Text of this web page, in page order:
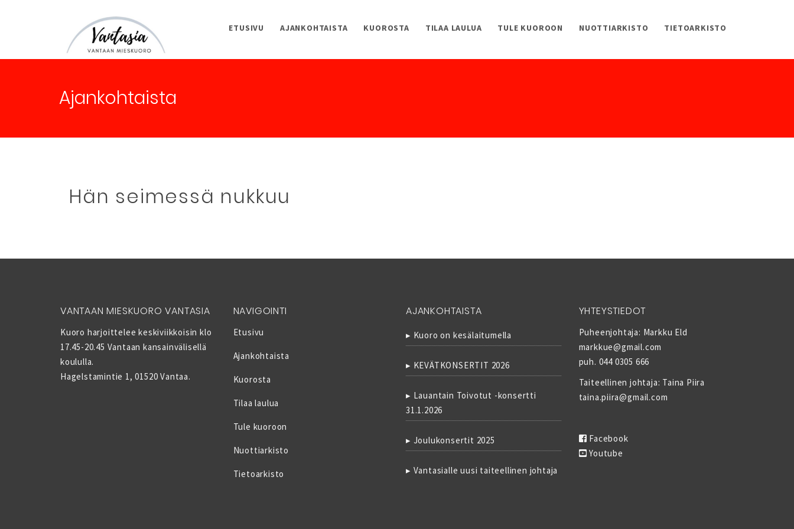
Vantaan Mieskuoro Vantasia
ETUSIVU AJANKOHTAISTA KUOROSTA TILAA LAULUA TULE KUOROON NUOTTIARKISTO TIETOARKISTO
Ajankohtaista
Hän seimessä nukkuu
VANTAAN MIESKUORO VANTASIA
Kuoro harjoittelee keskiviikkoisin klo
17.45-20.45 Vantaan kansainvälisellä
koululla.
Hagelstamintie 1, 01520 Vantaa.
NAVIGOINTI
Etusivu
Ajankohtaista
Kuorosta
Tilaa laulua
Tule kuoroon
Nuottiarkisto
Tietoarkisto
AJANKOHTAISTA
Kuoro on kesälaitumella
KEVÄTKONSERTIT 2026
Lauantain Toivotut -konsertti
31.1.2026
Joulukonsertit 2025
Vantasialle uusi taiteellinen johtaja
YHTEYSTIEDOT
Puheenjohtaja: Markku Eld
markkue@gmail.com
puh. 044 0305 666
Taiteellinen johtaja: Taina Piira
taina.piira@gmail.com
Facebook
Youtube